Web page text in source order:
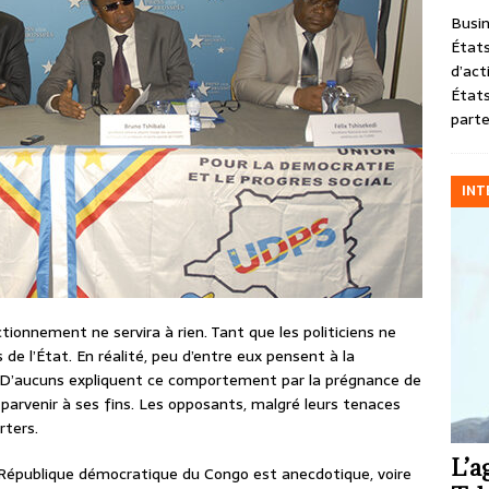
ne servira à rien. Tant que les politiciens ne
l’État. En réalité, peu d’entre eux pensent à la
expliquent ce comportement par la prégnance de
à ses fins. Les opposants, malgré leurs tenaces
démocratique du Congo est anecdotique, voire